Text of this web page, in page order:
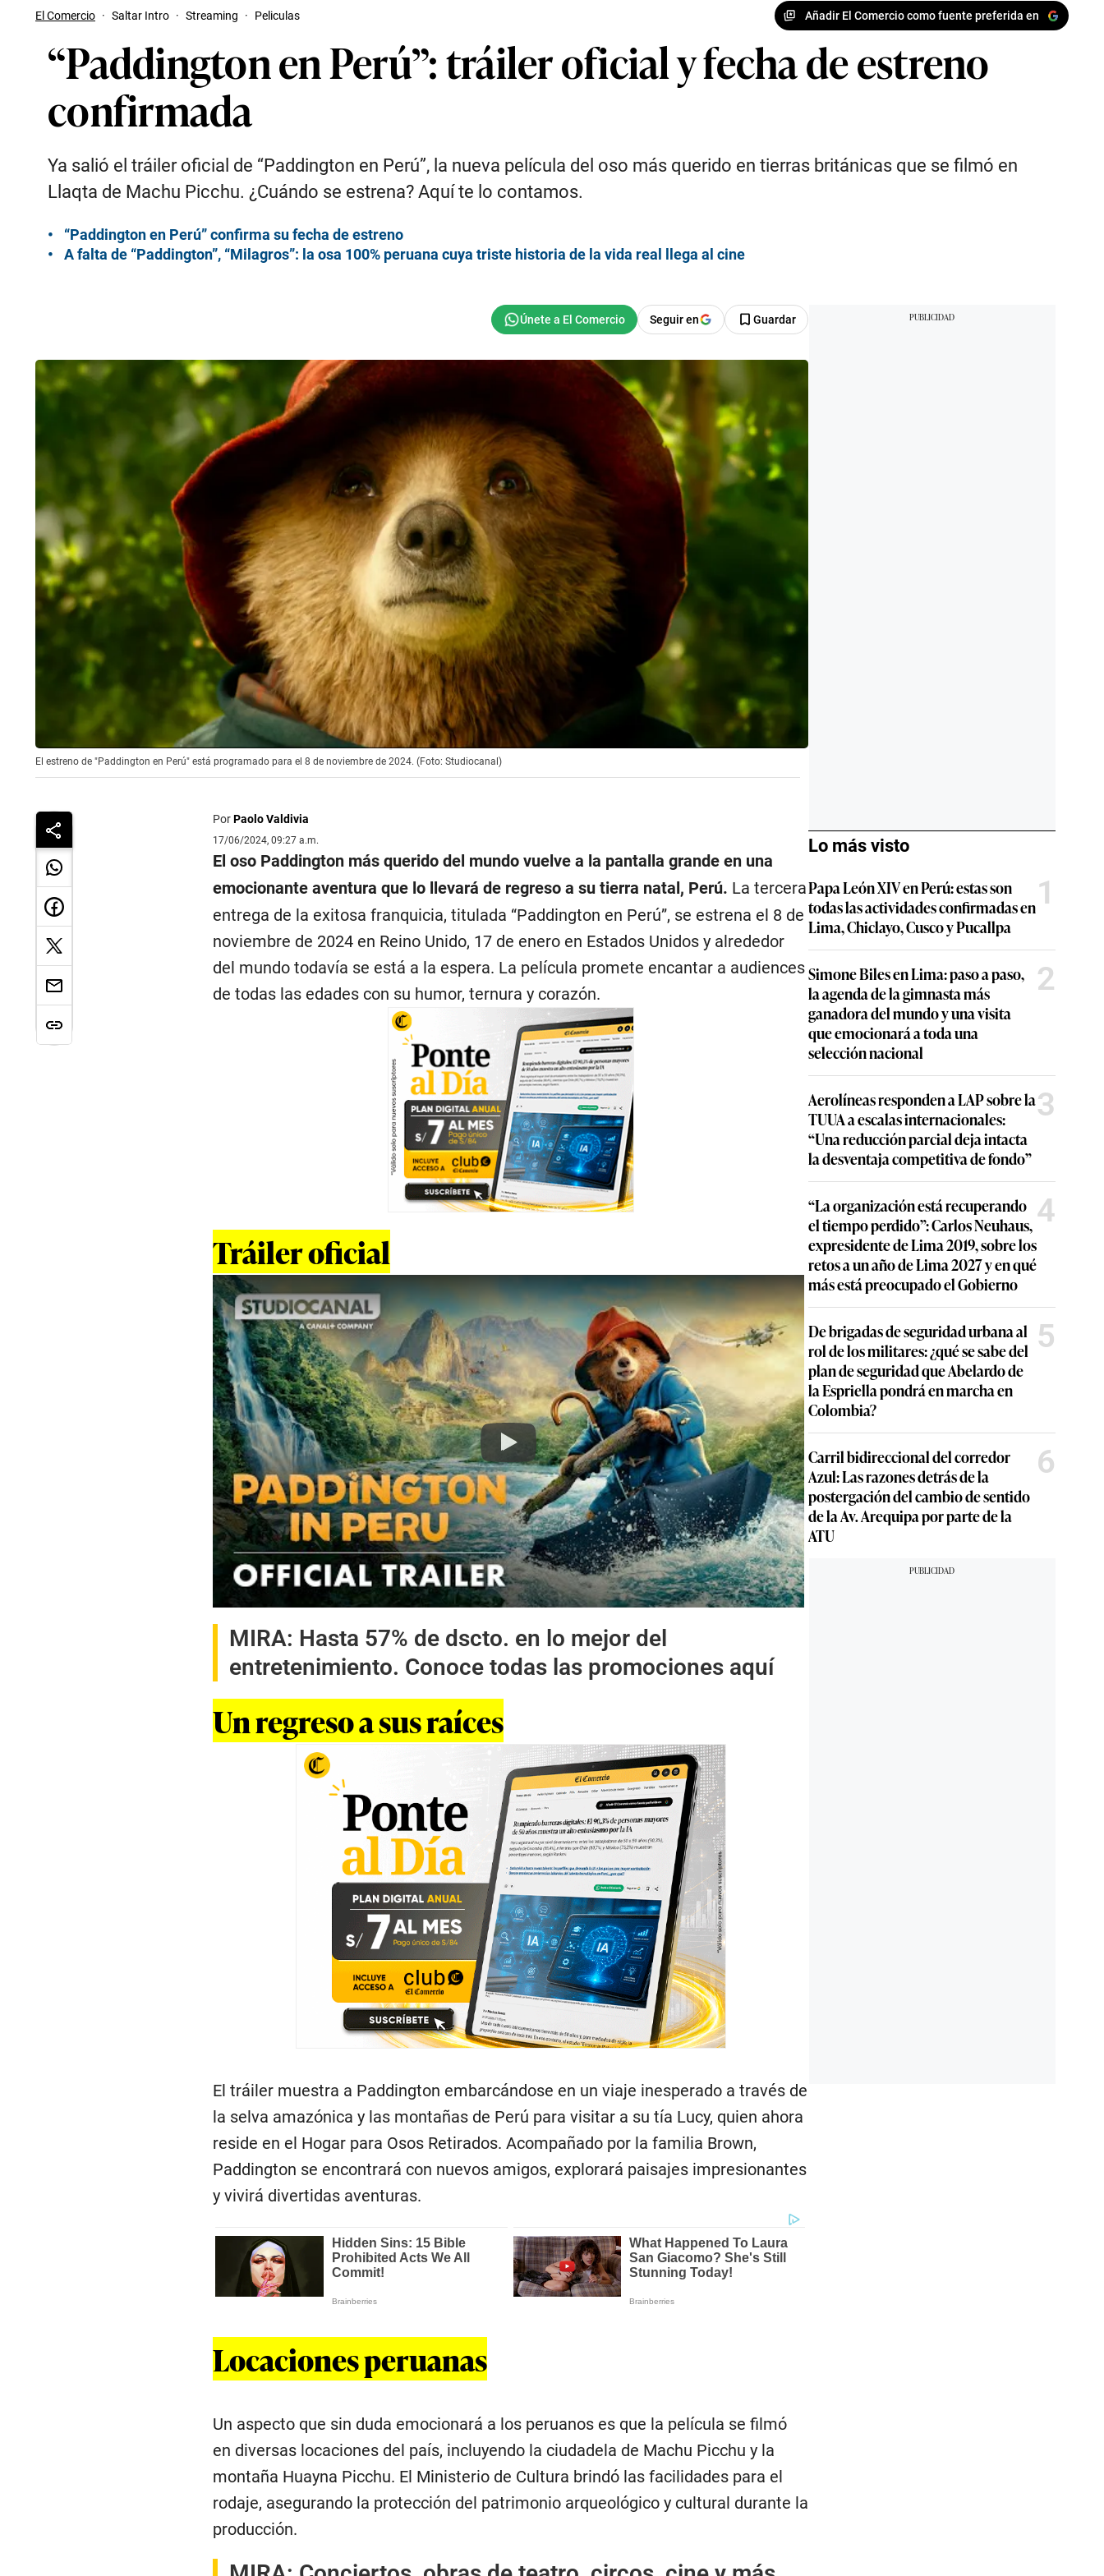
El Comercio · Saltar Intro · Streaming · Peliculas Añadir El Comercio como fuente preferida en
“Paddington en Perú”: tráiler oficial y fecha de estreno
confirmada
Ya salió el tráiler oficial de “Paddington en Perú”, la nueva película del oso más querido en tierras británicas que se filmó en
Llaqta de Machu Picchu. ¿Cuándo se estrena? Aquí te lo contamos.
“Paddington en Perú” confirma su fecha de estreno
A falta de “Paddington”, “Milagros”: la osa 100% peruana cuya triste historia de la vida real llega al cine
Seguir en Guardar
El estreno de "Paddington en Perú" está programado para el 8 de noviembre de 2024. (Foto: Studiocanal)
PorPaolo Valdivia
17/06/2024, 09:27 a.m.
El oso Paddington más querido del mundo vuelve a la pantalla grande en una
emocionante aventura que lo llevará de regreso a su tierra natal, Perú. La tercera
entrega de la exitosa franquicia, titulada “Paddington en Perú”, se estrena el 8 de
noviembre de 2024 en Reino Unido, 17 de enero en Estados Unidos y alrededor
del mundo todavía se está a la espera. La película promete encantar a audiences
de todas las edades con su humor, ternura y corazón.
Tráiler oficial
Play
MIRA: Hasta 57% de dscto. en lo mejor del
entretenimiento. Conoce todas las promociones aquí
Un regreso a sus raíces
El tráiler muestra a Paddington embarcándose en un viaje inesperado a través de
la selva amazónica y las montañas de Perú para visitar a su tía Lucy, quien ahora
reside en el Hogar para Osos Retirados. Acompañado por la familia Brown,
Paddington se encontrará con nuevos amigos, explorará paisajes impresionantes
y vivirá divertidas aventuras.
Locaciones peruanas
Un aspecto que sin duda emocionará a los peruanos es que la película se filmó
en diversas locaciones del país, incluyendo la ciudadela de Machu Picchu y la
montaña Huayna Picchu. El Ministerio de Cultura brindó las facilidades para el
rodaje, asegurando la protección del patrimonio arqueológico y cultural durante la
producción.
Lo más visto
Papa León XIV en Perú: estas son
todas las actividades confirmadas en
Lima, Chiclayo, Cusco y Pucallpa
1
Simone Biles en Lima: paso a paso,
la agenda de la gimnasta más
ganadora del mundo y una visita
que emocionará a toda una
selección nacional
2
Aerolíneas responden a LAP sobre la
TUUA a escalas internacionales:
“Una reducción parcial deja intacta
la desventaja competitiva de fondo”
3
“La organización está recuperando
el tiempo perdido”: Carlos Neuhaus,
expresidente de Lima 2019, sobre los
retos a un año de Lima 2027 y en qué
más está preocupado el Gobierno
4
De brigadas de seguridad urbana al
rol de los militares: ¿qué se sabe del
plan de seguridad que Abelardo de
la Espriella pondrá en marcha en
Colombia?
5
Carril bidireccional del corredor
Azul: Las razones detrás de la
postergación del cambio de sentido
de la Av. Arequipa por parte de la
ATU
6